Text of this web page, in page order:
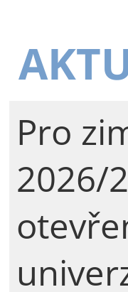
Pro
2026/